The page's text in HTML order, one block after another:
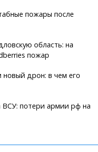
пожары после
область: на
пожар
новый дрон: в чем его
потери армии рф на